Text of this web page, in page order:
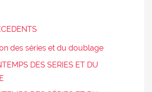
des séries et du doublage
DES SERIES ET DU